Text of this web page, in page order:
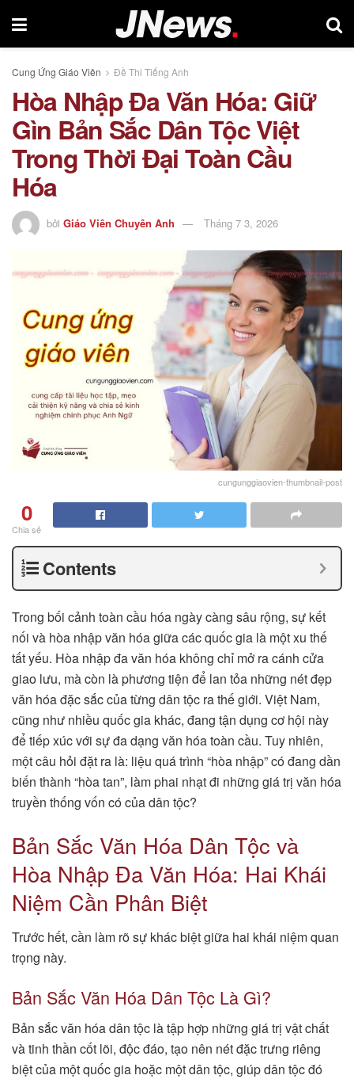
Cung Ứng Giáo Viên Đề Thi Tiếng Anh
Hòa Nhập Đa Văn Hóa: Giữ
Gìn Bản Sắc Dân Tộc Việt
Trong Thời Đại Toàn Cầu
Hóa
bởi Giáo Viên Chuyên Anh Tháng 7 3, 2026
cungunggiaovien-thumbnail-post
0
Chia sẻ
Contents
Trong bối cảnh toàn cầu hóa ngày càng sâu rộng, sự kết
nối và hòa nhập văn hóa giữa các quốc gia là một xu thế
tất yếu. Hòa nhập đa văn hóa không chỉ mở ra cánh cửa
giao lưu, mà còn là phương tiện để lan tỏa những nét đẹp
văn hóa đặc sắc của từng dân tộc ra thế giới. Việt Nam,
cũng như nhiều quốc gia khác, đang tận dụng cơ hội này
để tiếp xúc với sự đa dạng văn hóa toàn cầu. Tuy nhiên,
một câu hỏi đặt ra là: liệu quá trình “hòa nhập” có đang dần
biến thành “hòa tan”, làm phai nhạt đi những giá trị văn hóa
truyền thống vốn có của dân tộc?
Bản Sắc Văn Hóa Dân Tộc và
Hòa Nhập Đa Văn Hóa: Hai Khái
Niệm Cần Phân Biệt
Trước hết, cần làm rõ sự khác biệt giữa hai khái niệm quan
trọng này.
Bản Sắc Văn Hóa Dân Tộc Là Gì?
Bản sắc văn hóa dân tộc là tập hợp những giá trị vật chất
và tinh thần cốt lõi, độc đáo, tạo nên nét đặc trưng riêng
biệt của một quốc gia hoặc một dân tộc, giúp dân tộc đó